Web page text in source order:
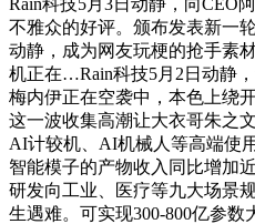
不雅众的好评。颁布发表新一
动静，成为网友玩梗的抢手素
机正在…Rain科技5月2日动静
梅内伊正在空袭中，本色上绕
这一波收集高潮让大衣哥朱之
AI计较机、AI机械人等高端使
智能模子的产物收入同比增加
研发向工业、医疗等九大场景
生遇难。可实现300-800亿参